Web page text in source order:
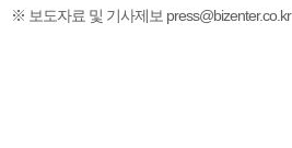
※ 보도자료 및 기사제보 press@bizenter.co.kr